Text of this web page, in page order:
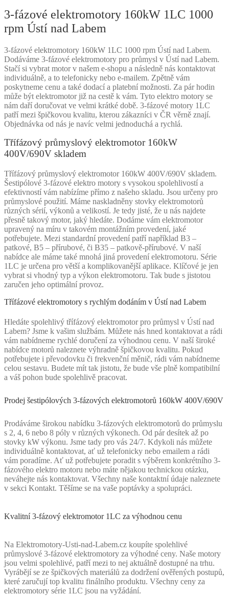
3-fázové elektromotory 160kW 1LC 1000
rpm Ústí nad Labem
3-fázové elektromotory 160kW 1LC 1000 rpm Ústí nad Labem.
Dodáváme 3-fázové elektromotory pro průmysl v Ústí nad Labem.
Stačí si vybrat motor v našem e-shopu a následně nás kontaktovat
individuálně, a to telefonicky nebo e-mailem. Zpětně vám
poskytneme cenu a také dodací a platební možnosti. Za pár hodin
může být elektromotor již na cestě k vám. Tyto elektro motory se
nám daří doručovat ve velmi krátké době. 3-fázové motory 1LC
patří mezi špičkovou kvalitu, kterou zákazníci v ČR věrně znají.
Objednávka od nás je navíc velmi jednoduchá a rychlá.
Třífázový průmyslový elektromotor 160kW
400V/690V skladem
Třífázový průmyslový elektromotor 160kW 400V/690V skladem.
Šestipólové 3-fázové elektro motory s vysokou spolehlivostí a
efektivností vám nabízíme přímo z našeho skladu. Jsou určeny pro
průmyslové použití. Máme naskladněny stovky elektromotorů
různých sérií, výkonů a velikostí. Je tedy jisté, že u nás najdete
přesně takový motor, jaký hledáte. Dodáme vám elektromotor
upravený na míru v takovém montážním provedení, jaké
potřebujete. Mezi standardní provedení patří například B3 –
patkové, B5 – přírubové, či B35 – patkově-přírubové. V naší
nabídce ale máme také mnohá jiná provedení elektromotoru. Série
1LC je určena pro větší a komplikovanější aplikace. Klíčové je jen
vybrat si vhodný typ a výkon elektromotoru. Tak bude s jistotou
zaručen jeho optimální provoz.
Třífázové elektromotory s rychlým dodáním v Ústí nad Labem
Hledáte spolehlivý třífázový elektromotor pro průmysl v Ústí nad
Labem? Jsme k vašim službám. Můžete nás hned kontaktovat a rádi
vám nabídneme rychlé doručení za výhodnou cenu. V naší široké
nabídce motorů naleznete výhradně špičkovou kvalitu. Pokud
potřebujete i převodovku či frekvenční měnič, rádi vám nabídneme
celou sestavu. Budete mít tak jistotu, že bude vše plně kompatibilní
a váš pohon bude spolehlivě pracovat.
Prodej šestipólových 3-fázových elektromotorů 160kW 400V/690V
Prodáváme širokou nabídku 3-fázových elektromotorů do průmyslu
s 2, 4, 6 nebo 8 póly v různých výkonech. Od pár desítek až po
stovky kW výkonu. Jsme tady pro vás 24/7. Kdykoli nás můžete
individuálně kontaktovat, ať už telefonicky nebo emailem a rádi
vám poradíme. Ať už potřebujete poradit s výběrem konkrétního 3-
fázového elektro motoru nebo máte nějakou technickou otázku,
neváhejte nás kontaktovat. Všechny naše kontaktní údaje naleznete
v sekci Kontakt. Těšíme se na vaše poptávky a spolupráci.
Kvalitní 3-fázový elektromotor 1LC za výhodnou cenu
Na Elektromotory-Usti-nad-Labem.cz koupíte spolehlivé
průmyslové 3-fázové elektromotory za výhodné ceny. Naše motory
jsou velmi spolehlivé, patří mezi to nej aktuálně dostupné na trhu.
Vyrábějí se ze špičkových materiálů za dodržení ověřených postupů,
které zaručují top kvalitu finálního produktu. Všechny ceny za
elektromotory série 1LC jsou na vyžádání.